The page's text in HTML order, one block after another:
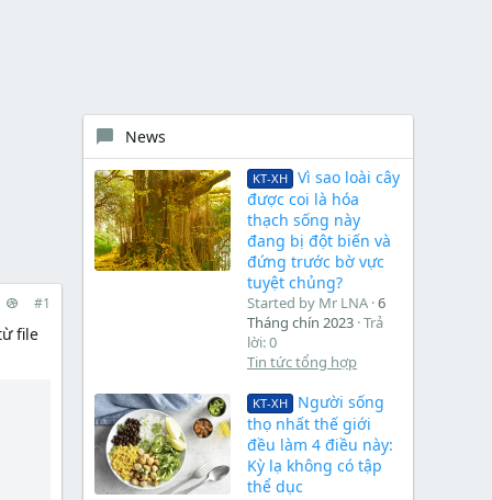
#1
file
News
KT-XH
Vì sao loài cây
được coi là hóa
thạch sống này
đang bị đột biến và
đứng trước bờ vực
tuyệt chủng?
Started by Mr LNA 6
Tháng chín 2023 Trả
lời: 0
Tin tức tổng hợp
KT-XH
Người sống
thọ nhất thế giới
đều làm 4 điều này:
Kỳ lạ không có tập
thể dục